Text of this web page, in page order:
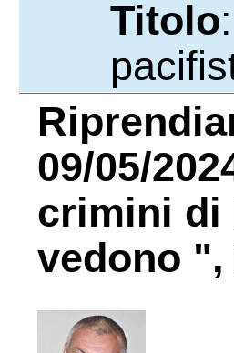
Titolo
09/05/
crimini di
vedono